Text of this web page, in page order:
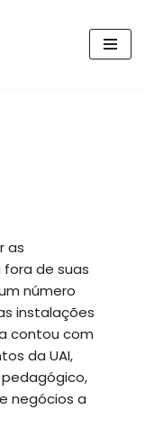
as
de suas
número
instalações
contou com
da UAI,
negócios a